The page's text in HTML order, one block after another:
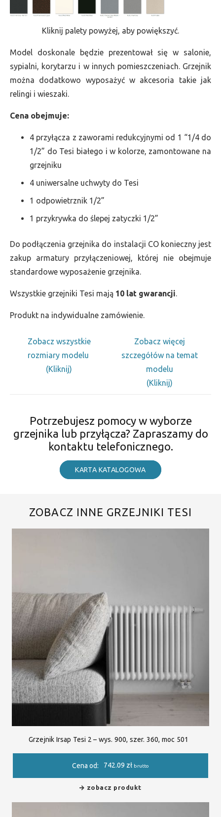
Kliknij palety powyżej, aby powiększyć.
Model doskonale będzie prezentował się w salonie,
sypialni, korytarzu i w innych pomieszczeniach. Grzejnik
można dodatkowo wyposażyć w akcesoria takie jak
relingi i wieszaki.
Cena obejmuje:
4 przyłącza z zaworami redukcyjnymi od 1 “1/4 do
1/2” do Tesi białego i w kolorze, zamontowane na
grzejniku
4 uniwersalne uchwyty do Tesi
1 odpowietrznik 1/2”
1 przykrywka do ślepej zatyczki 1/2”
Do podłączenia grzejnika do instalacji CO konieczny jest
zakup armatury przyłączeniowej, której nie obejmuje
standardowe wyposażenie grzejnika.
Wszystkie grzejniki Tesi mają 10 lat gwarancji.
Produkt na indywidualne zamówienie.
Zobacz wszystkie
rozmiary modelu
(Kliknij)
Zobacz więcej
szczegółów na temat
modelu
(Kliknij)
Potrzebujesz pomocy w wyborze
grzejnika lub przyłącza? Zapraszamy do
kontaktu telefonicznego.
KARTA KATALOGOWA
ZOBACZ INNE GRZEJNIKI TESI
Grzejnik Irsap Tesi 2 – wys. 900, szer. 360, moc 501
Cena od: 742.09 zł brutto
zobacz produkt